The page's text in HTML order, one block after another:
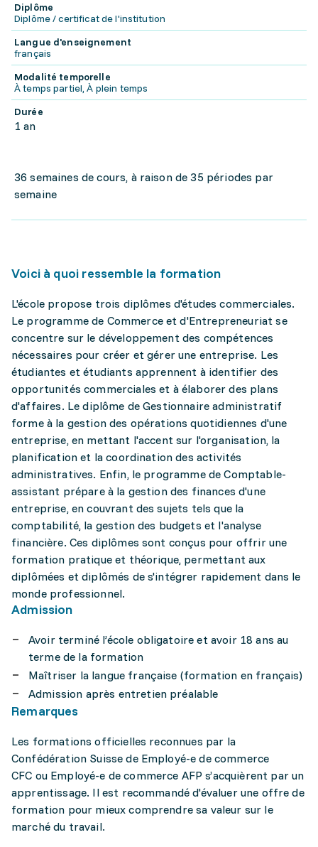
Diplôme
Diplôme / certificat de l'institution
Langue d'enseignement
français
Modalité temporelle
À temps partiel, À plein temps
Durée
1 an
36 semaines de cours, à raison de 35 périodes par
semaine
Voici à quoi ressemble la formation
L'école propose trois diplômes d'études commerciales.
Le programme de Commerce et d'Entrepreneuriat se
concentre sur le développement des compétences
nécessaires pour créer et gérer une entreprise. Les
étudiantes et étudiants apprennent à identifier des
opportunités commerciales et à élaborer des plans
d'affaires. Le diplôme de Gestionnaire administratif
forme à la gestion des opérations quotidiennes d'une
entreprise, en mettant l'accent sur l'organisation, la
planification et la coordination des activités
administratives. Enfin, le programme de Comptable-
assistant prépare à la gestion des finances d'une
entreprise, en couvrant des sujets tels que la
comptabilité, la gestion des budgets et l'analyse
financière. Ces diplômes sont conçus pour offrir une
formation pratique et théorique, permettant aux
diplômées et diplômés de s'intégrer rapidement dans le
monde professionnel.
Admission
Avoir terminé l’école obligatoire et avoir 18 ans au
terme de la formation
Maîtriser la langue française (formation en français)
Admission après entretien préalable
Remarques
Les formations officielles reconnues par la
Confédération Suisse de Employé-e de commerce
CFC ou Employé-e de commerce AFP s’acquièrent par un
apprentissage. Il est recommandé d'évaluer une offre de
formation pour mieux comprendre sa valeur sur le
marché du travail.